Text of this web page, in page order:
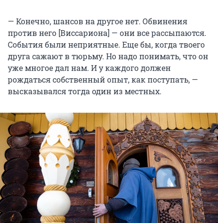
— Конечно, шансов на другое нет. Обвинения
против него [Виссариона] — они все рассыпаются.
События были неприятные. Еще бы, когда твоего
друга сажают в тюрьму. Но надо понимать, что он
уже многое дал нам. И у каждого должен
рождаться собственный опыт, как поступать, —
высказывался тогда один из местных.